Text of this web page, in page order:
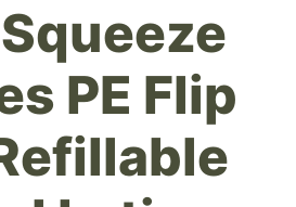
PE Flip